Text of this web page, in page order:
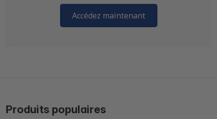
Accédez maintenant
Produits populaires